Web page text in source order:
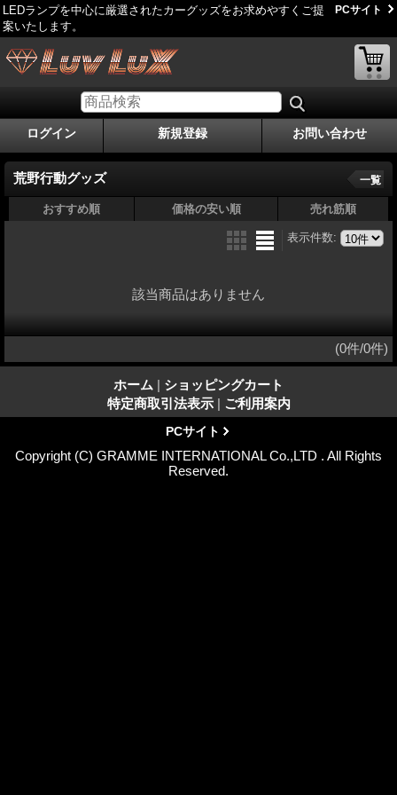
LEDランプを中心に厳選されたカーグッズをお求めやすくご提
案いたします。
PCサイト
ログイン 新規登録 お問い合わせ
荒野行動グッズ 一覧
おすすめ順 価格の安い順 売れ筋順
表示件数:
該当商品はありません
(0件/0件)
ホーム | ショッピングカート
特定商取引法表示 | ご利用案内
PCサイト
Copyright (C) GRAMME INTERNATIONAL Co.,LTD . All Rights
Reserved.